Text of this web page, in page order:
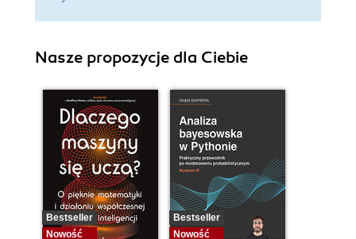
Nasze propozycje dla Ciebie
Bestseller
Nowość
Bestseller
Nowość